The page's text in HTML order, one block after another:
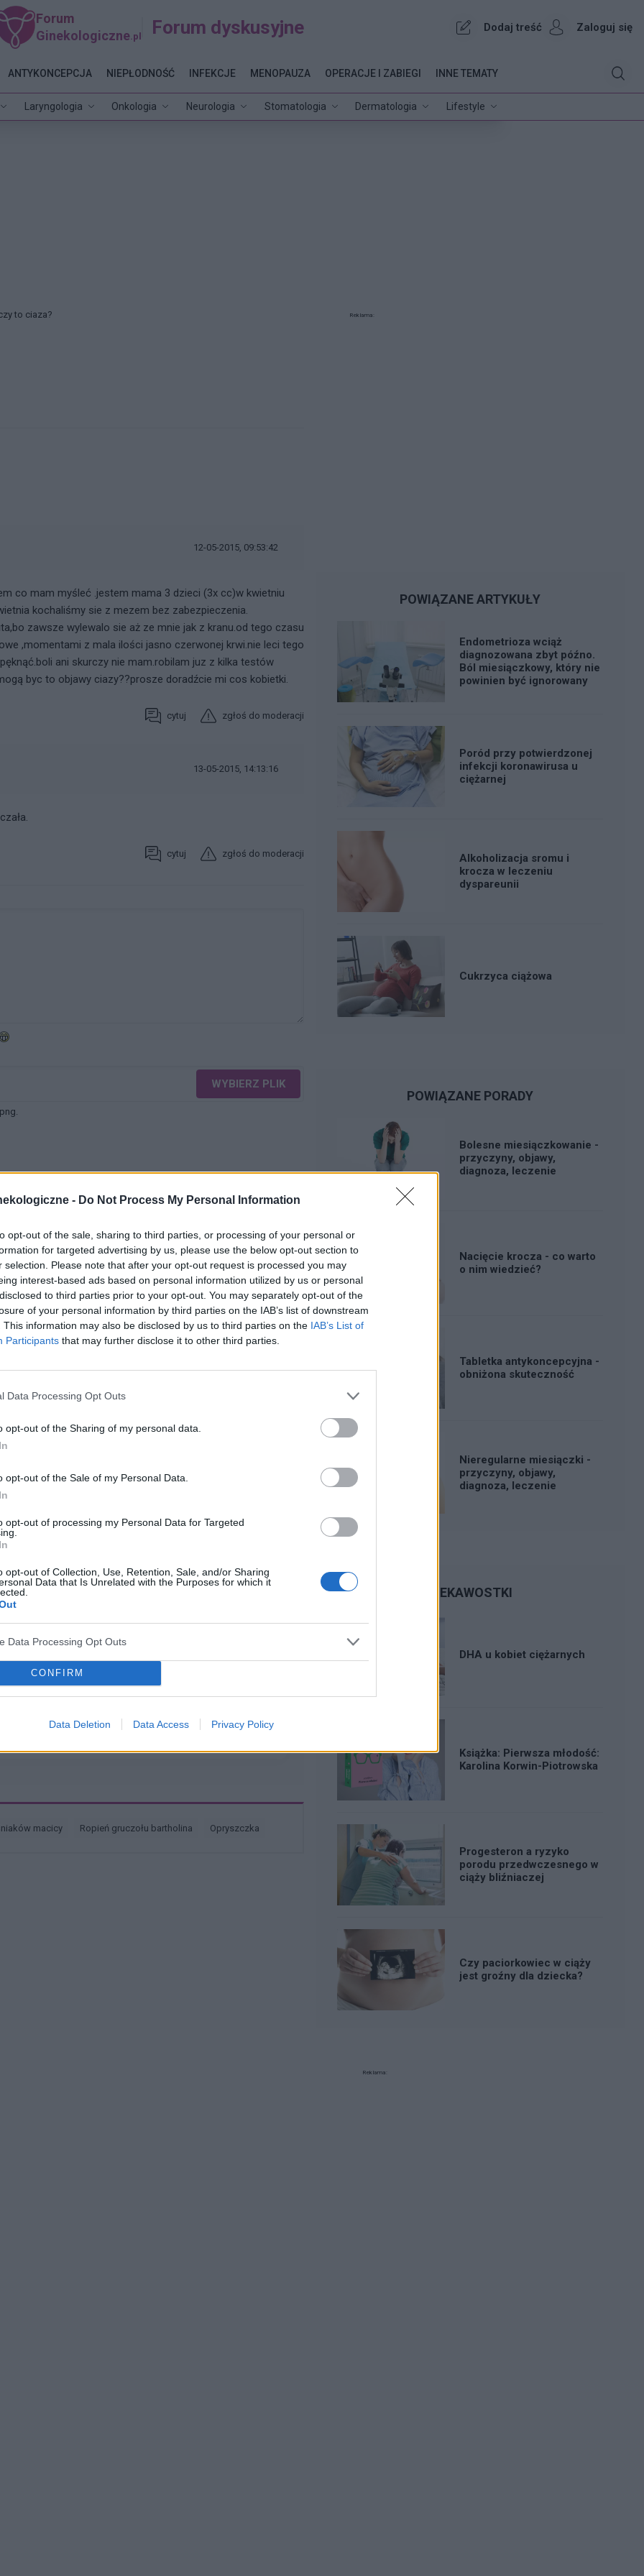
- Do Not Process My Personal Information
opt-out of the sale, sharing to third parties, or processing of your personal or
for targeted advertising by us, please use the below opt-out section to
selection. Please note that after your opt-out request is processed you may
interest-based ads based on personal information utilized by us or personal
to third parties prior to your opt-out. You may separately opt-out of the
of your personal information by third parties on the IAB’s list of downstream
This information may also be disclosed by us to third parties on the IAB’s List of
Participants that may further disclose it to other third parties.
Data Processing Opt Outs
opt-out of the Sharing of my personal data.
opt-out of the Sale of my Personal Data.
opt-out of processing my Personal Data for Targeted
opt-out of Collection, Use, Retention, Sale, and/or Sharing
Data that Is Unrelated with the Purposes for which it
Data Processing Opt Outs
CONFIRM
Data Deletion Data Access Privacy Policy
Forum
Ginekologiczne .pl Forum dyskusyjne Dodaj treść Zaloguj się
Laryngologia Onkologia Neurologia Stomatologia Dermatologia Lifestyle
ANTYKONCEPCJA NIEPŁODNOŚĆ INFEKCJE MENOPAUZA OPERACJE I ZABIEGI INNE TEMATY
to ciaza?
12-05-2015, 09:53:42
co mam myśleć .jestem mama 3 dzieci (3x cc)w kwietniu
kochaliśmy sie z mezem bez zabezpieczenia.
zawsze wylewalo sie aż ze mnie jak z kranu.od tego czasu
,momentami z mala ilości jasno czerwonej krwi.nie leci tego
ani skurczy nie mam.robilam juz z kilka testów
byc to objawy ciazy??prosze doradźcie mi cos kobietki.
cytuj zgłoś do moderacji
13-05-2015, 14:13:16
cytuj zgłoś do moderacji
WYBIERZ PLIK
jakaś masc ?
na seks. To nie jest raczej normalne co nie? :(
dla mnie istnieć. Robię to z uwagi na męża. Udaję
ale nic nie wróciło do normy ( przestałam brać kilka
powinno się uregulować co nie? ).
tabletki mimo iż jestem 2 tygodnie
dzień ma znaczenia kiedy przyjęłam pierwszą tabletkę ?
że mam zabieg a pojawiła mi się miesiączka. Czy
można wykonać zabieg?
macicy ropień gruczołu bartholina opryszczka
Reklama:
POWIĄZANE ARTYKUŁY
Endometrioza wciąż
diagnozowana zbyt późno.
Ból miesiączkowy, który nie
powinien być ignorowany
Poród przy potwierdzonej
infekcji koronawirusa u
ciężarnej
Alkoholizacja sromu i
krocza w leczeniu
dyspareunii
Cukrzyca ciążowa
POWIĄZANE PORADY
Bolesne miesiączkowanie -
przyczyny, objawy,
diagnoza, leczenie
Nacięcie krocza - co warto
o nim wiedzieć?
Tabletka antykoncepcyjna -
obniżona skuteczność
Nieregularne miesiączki -
przyczyny, objawy,
diagnoza, leczenie
CIEKAWOSTKI
DHA u kobiet ciężarnych
Książka: Pierwsza młodość:
Karolina Korwin-Piotrowska
Progesteron a ryzyko
porodu przedwczesnego w
ciąży bliźniaczej
Czy paciorkowiec w ciąży
jest groźny dla dziecka?
Reklama: